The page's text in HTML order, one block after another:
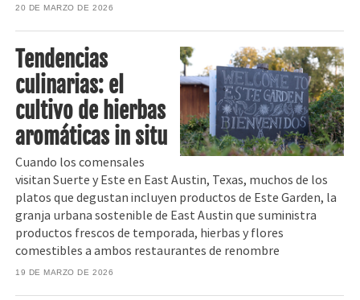
20 DE MARZO DE 2026
Tendencias
culinarias: el
cultivo de hierbas
aromáticas in situ
Cuando los comensales
visitan Suerte y Este en East Austin, Texas, muchos de los
platos que degustan incluyen productos de Este Garden, la
granja urbana sostenible de East Austin que suministra
productos frescos de temporada, hierbas y flores
comestibles a ambos restaurantes de renombre
19 DE MARZO DE 2026